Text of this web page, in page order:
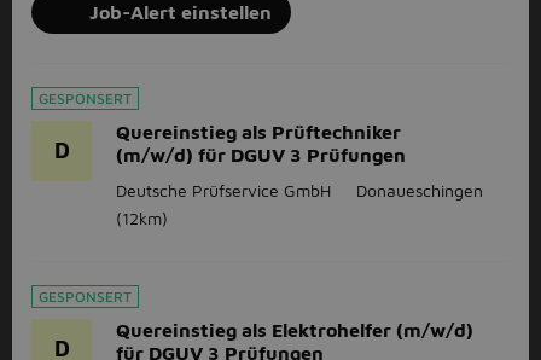
Job-Alert einstellen
GESPONSERT
D
Quereinstieg als Prüftechniker
(m/w/d) für DGUV 3 Prüfungen
Deutsche Prüfservice GmbH
Donaueschingen
(12km)
GESPONSERT
D
Quereinstieg als Elektrohelfer (m/w/d)
für DGUV 3 Prüfungen